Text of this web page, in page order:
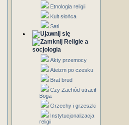
Etnologia religii
Kult słońca
Sati
Religie a
socjologia
Akty przemocy
Ateizm po czesku
Brat brud
Czy Zachód utracił
Boga
Grzechy i grzeszki
Instytucjonalizacja
religii